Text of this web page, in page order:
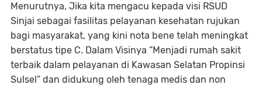
Menurutnya, Jika kita mengacu kepada visi RSUD
Sinjai sebagai fasilitas pelayanan kesehatan rujukan
bagi masyarakat, yang kini nota bene telah meningkat
berstatus tipe C. Dalam Visinya “Menjadi rumah sakit
terbaik dalam pelayanan di Kawasan Selatan Propinsi
Sulsel” dan didukung oleh tenaga medis dan non